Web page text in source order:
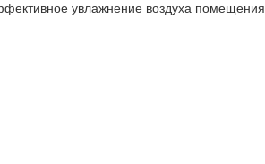
увлажнение воздуха помещения.